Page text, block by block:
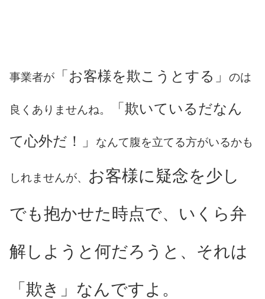
事業者が 「お客様を欺こうとする」 のは
良くありませんね。 「欺いているだなん
て心外だ！」 なんて腹を立てる方がいるかも
しれませんが、 お客様に疑念を少し
でも抱かせた時点で、いくら弁
解しようと何だろうと、それは
「欺き」なんですよ。